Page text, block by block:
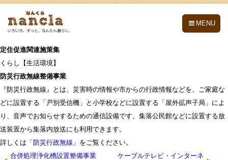
MENU
定住促進関連施策集
くらし【生活環境】
防災行政無線整備事業
『防災行政無線』とは、災害時の情報や市からの行政情報などを、ご家庭な
どに設置する「戸別受信機」と小学校などに設置する「屋外拡声子局」によ
り、音声でお知らせするための通信設備です。集落公民館などに設置する放
送装置から集落内放送にも利用できます。
詳しくは「 防災行政無線 」をご覧ください。
ケーブルテレビ・インターネ
合併処理浄化槽設置整備事業